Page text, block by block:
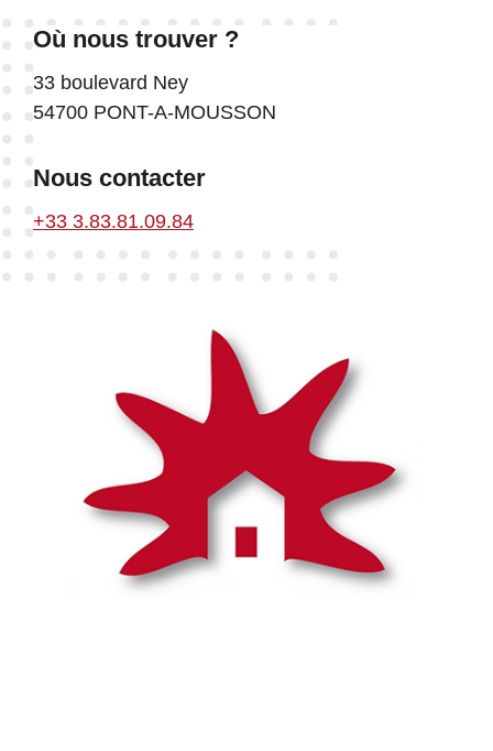
Où nous trouver ?
33 boulevard Ney
54700 PONT-A-MOUSSON
Nous contacter
+33 3.83.81.09.84